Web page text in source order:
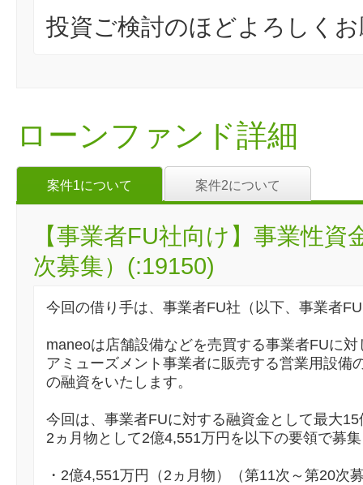
投資ご検討のほどよろしく
ローンファンド詳細
案件1について 案件2について
【事業者FU社向け】事業性
次募集）(:19150)
今回の借り手は、事業者FU社（以下、事業者
maneoは店舗設備などを売買する事業者FUに対
アミューズメント事業者に販売する営業用設備
の融資をいたします。
今回は、事業者FUに対する融資金として最大
2ヵ月物として2億4,551万円を以下の要領で募
・2億4,551万円（2ヵ月物）（第11次～第20次